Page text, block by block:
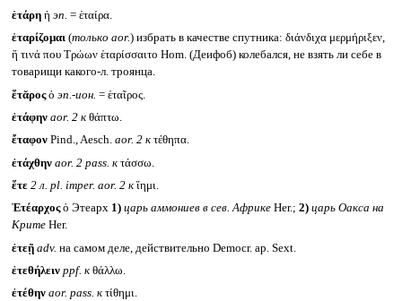
ἑτάρη ἡ эп. = ἑταίρα.
ἑταρίζομαι (только aor.) избрать в качестве спутника: διάνδιχα μερμήριξεν,
ἤ τινά που Τρώων ἑταρίσσαιτο Hom. (Деифоб) колебался, не взять ли себе в
товарищи какого-л. троянца.
ἕτᾰροςὁ эп.-ион. = ἑταῖρος.
ἐτάφην aor. 2 кθάπτω.
ἔταφονPind., Aesch. aor. 2 кτέθηπα.
ἐτάχθην aor. 2 pass. кτάσσω.
ἕτε 2 л. pl. imper. aor. 2 кἵημι.
Ἐτέαρχοςὁ Этеарх 1) царь аммониев в сев. АфрикеHer.; 2) царь Оакса на
КритеHer.
ἐτεῇ adv. на самом деле, действительно Democr. ap. Sext.
ἐτεθήλειν ppf. кθάλλω.
ἐτέθην aor. pass. кτίθημι.